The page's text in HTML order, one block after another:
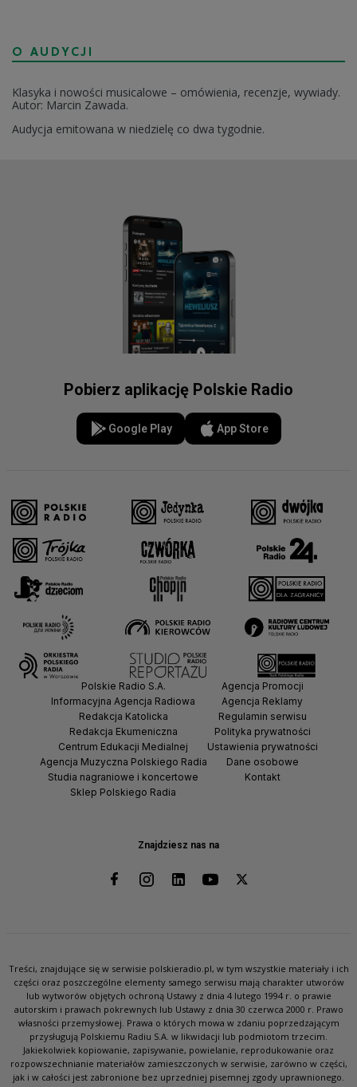
O AUDYCJI
Klasyka i nowości musicalowe – omówienia, recenzje, wywiady.
Autor: Marcin Zawada.
Audycja emitowana w niedzielę co dwa tygodnie.
Pobierz aplikację Polskie Radio
Google Play App Store
Znajdziesz nas na
Polskie Radio S.A.
Informacyjna Agencja Radiowa
Redakcja Katolicka
Redakcja Ekumeniczna
Centrum Edukacji Medialnej
Agencja Muzyczna Polskiego Radia
Studia nagraniowe i koncertowe
Sklep Polskiego Radia
Agencja Promocji
Agencja Reklamy
Regulamin serwisu
Polityka prywatności
Ustawienia prywatności
Dane osobowe
Kontakt
Treści, znajdujące się w serwisie polskieradio.pl, w tym wszystkie materiały i ich
części oraz poszczególne elementy samego serwisu mają charakter utworów
lub wytworów objętych ochroną Ustawy z dnia 4 lutego 1994 r. o prawie
autorskim i prawach pokrewnych lub Ustawy z dnia 30 czerwca 2000 r. Prawo
własności przemysłowej. Prawa o których mowa w zdaniu poprzedzającym
przysługują Polskiemu Radiu S.A. w likwidacji lub podmiotom trzecim.
Jakiekolwiek kopiowanie, zapisywanie, powielanie, reprodukowanie oraz
rozpowszechnianie materiałów zamieszczonych w serwisie, zarówno w części,
jak i w całości jest zabronione bez uprzedniej pisemnej zgody uprawnionego.